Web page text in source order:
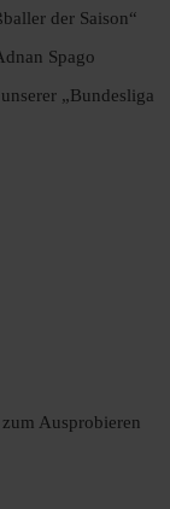
der Saison“
Spago
„Bundesliga
Ausprobieren